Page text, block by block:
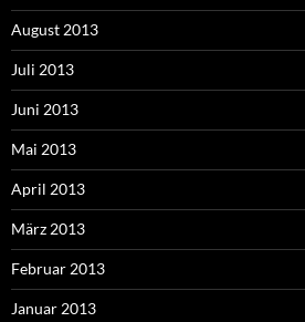
August 2013
Juli 2013
Juni 2013
Mai 2013
April 2013
März 2013
Februar 2013
Januar 2013